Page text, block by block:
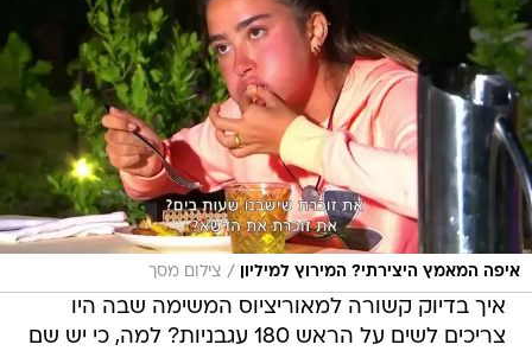
איפה המאמץ היצירתי? המירוץ למיליון / צילום מסך
איך בדיוק קשורה למאוריציוס המשימה שבה היו
צריכים לשים על הראש 180 עגבניות? למה, כי יש שם